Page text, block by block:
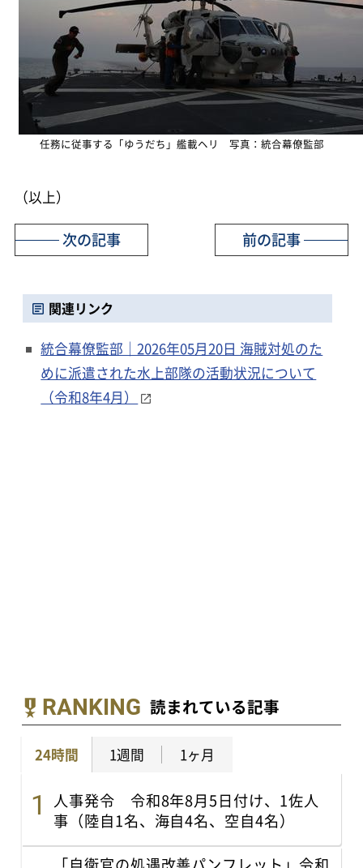
任務に従事する「ゆうだち」艦載ヘリ 写真：統合幕僚監部
（以上）
前の記事
次の記事
関連リンク
統合幕僚監部｜2026年05月20日 海賊対処のた
めに派遣された水上部隊の活動状況について
（令和8年4月）
RANKING 読まれている記事
24時間 1週間 1ヶ月
人事発令 令和8年8月5日付け、1佐人
事（陸自1名、海自4名、空自4名）